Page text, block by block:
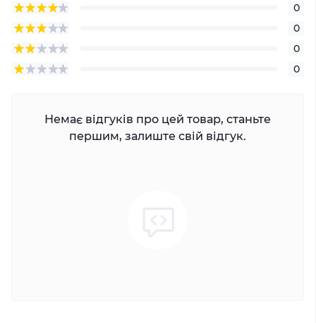
0
0
0
0
Немає відгуків про цей товар, станьте
першим, залиште свій відгук.